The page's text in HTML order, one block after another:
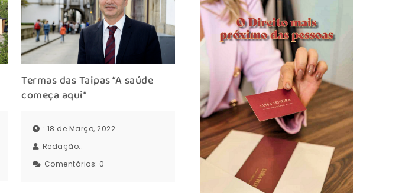
Termas das Taipas “A saúde
começa aqui”
: 18 de Março, 2022
Redação::
Comentários: 0